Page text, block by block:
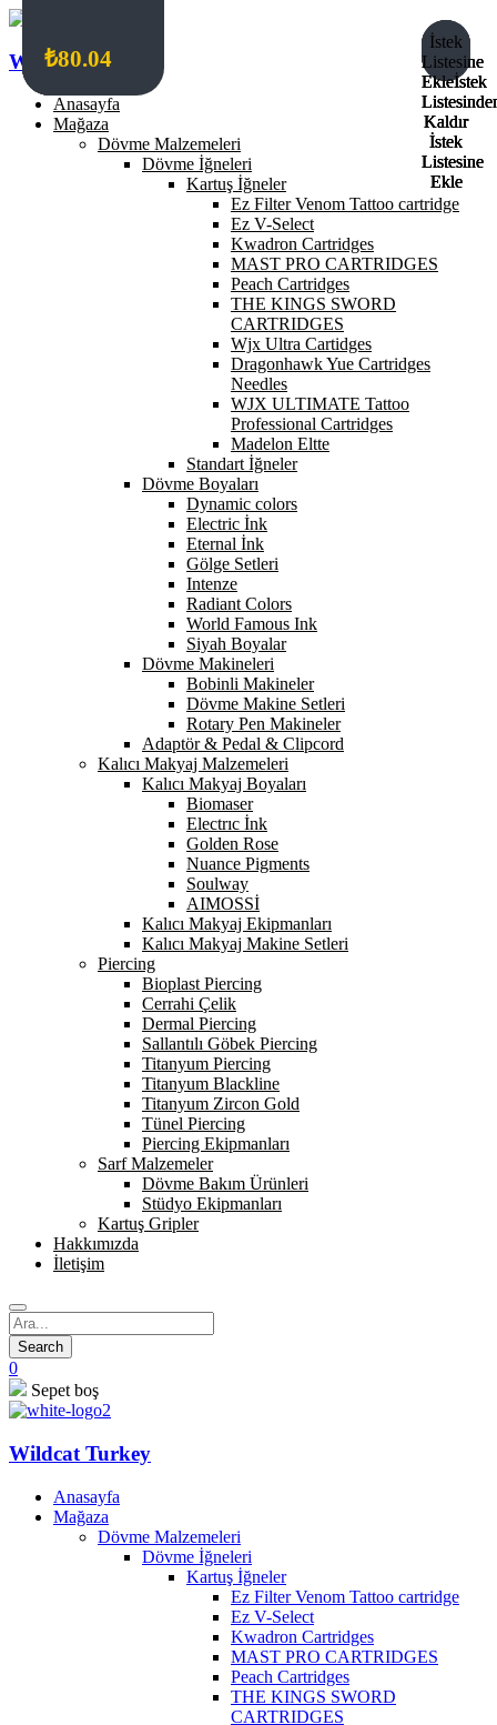
Wildcat Turkey
Anasayfa
Mağaza
Dövme Malzemeleri
Dövme İğneleri
Kartuş İğneler
Ez Filter Venom Tattoo cartridge
Ez V-Select
Kwadron Cartridges
MAST PRO CARTRIDGES
Peach Cartridges
THE KINGS SWORD
CARTRIDGES
Wjx Ultra Cartidges
Dragonhawk Yue Cartridges
Needles
WJX ULTIMATE Tattoo
Professional Cartridges
Madelon Eltte
Standart İğneler
Dövme Boyaları
Dynamic colors
Electric İnk
Eternal İnk
Gölge Setleri
Intenze
Radiant Colors
World Famous Ink
Siyah Boyalar
Dövme Makineleri
Bobinli Makineler
Dövme Makine Setleri
Rotary Pen Makineler
Adaptör & Pedal & Clipcord
Kalıcı Makyaj Malzemeleri
Kalıcı Makyaj Boyaları
Biomaser
Electrıc İnk
Golden Rose
Nuance Pigments
Soulway
AIMOSSİ
Kalıcı Makyaj Ekipmanları
Kalıcı Makyaj Makine Setleri
Piercing
Bioplast Piercing
Cerrahi Çelik
Dermal Piercing
Sallantılı Göbek Piercing
Titanyum Piercing
Titanyum Blackline
Titanyum Zircon Gold
Tünel Piercing
Piercing Ekipmanları
Sarf Malzemeler
Dövme Bakım Ürünleri
Stüdyo Ekipmanları
Kartuş Gripler
Hakkımızda
İletişim
0
Sepet boş
Wildcat Turkey
Anasayfa
Mağaza
Dövme Malzemeleri
Dövme İğneleri
Kartuş İğneler
Ez Filter Venom Tattoo cartridge
Ez V-Select
Kwadron Cartridges
MAST PRO CARTRIDGES
Peach Cartridges
THE KINGS SWORD
CARTRIDGES
₺4,136.07
İstek
Listesine
Ekleİstek
Kaldır
İstek
Listesine
Ekle
₺550.42
İstek
Listesine
Ekleİstek
Kaldır
İstek
Listesine
Ekle
₺550.42
İstek
Listesine
Ekleİstek
Kaldır
İstek
Listesine
Ekle
₺80.04
İstek
Listesine
Ekleİstek
Kaldır
İstek
Listesine
Ekle